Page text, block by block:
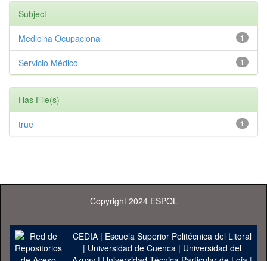
Subject
1
Medicina Ocupacional
1
Servicio Médico
Has File(s)
1
true
Copyright 2024 ESPOL
CEDIA| Escuela Superior Politécnica del Litoral
| Universidad de Cuenca| Universidad del